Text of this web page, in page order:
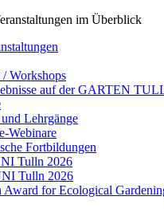
im Überblick
/ Workshops
auf der GARTEN
Lehrgänge
Webinare
Fortbildungen
Tulln 2026
Tulln 2026
Award for Ecological